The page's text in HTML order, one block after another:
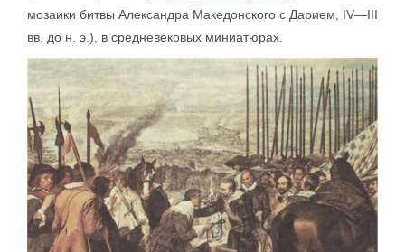
мозаики битвы Александра Македонского с Дарием, IV—III
вв. до н. э.), в средневековых миниатюрах.